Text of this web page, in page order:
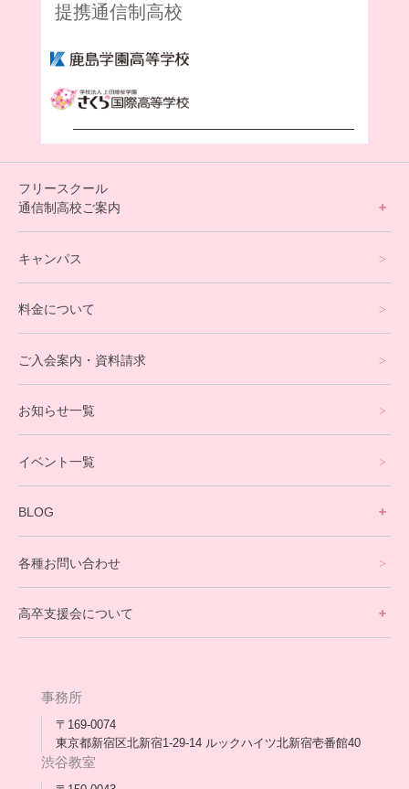
提携通信制高校
フリースクール
通信制高校ご案内
オンラインコース
eスポーツコース
就労支援コース
英会話・海外留学コース
寮生活サポート
卒業生の今
[家庭訪問カウンセリング]
キャンパス
料金について
ご入会案内・資料請求
お知らせ一覧
イベント一覧
BLOG
保護者交流だより一覧
会長コラム一覧
各種お問い合わせ
高卒支援会について
メディア出演
スタッフ紹介
事務所
〒169-0074
東京都新宿区北新宿1-29-14 ルックハイツ北新宿壱番館40
渋谷教室